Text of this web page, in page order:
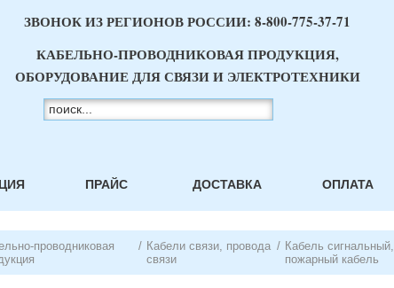
ЗВОНОК ИЗ РЕГИОНОВ РОССИИ: 8-800-775-37-71
КАБЕЛЬНО-ПРОВОДНИКОВАЯ ПРОДУКЦИЯ,
ОБОРУДОВАНИЕ ДЛЯ СВЯЗИ И ЭЛЕКТРОТЕХНИКИ
ПРАЙС ДОСТАВКА ОПЛАТА
проводниковая
/ Кабели связи, провода
связи
/ Кабель сигнальный,
пожарный кабель